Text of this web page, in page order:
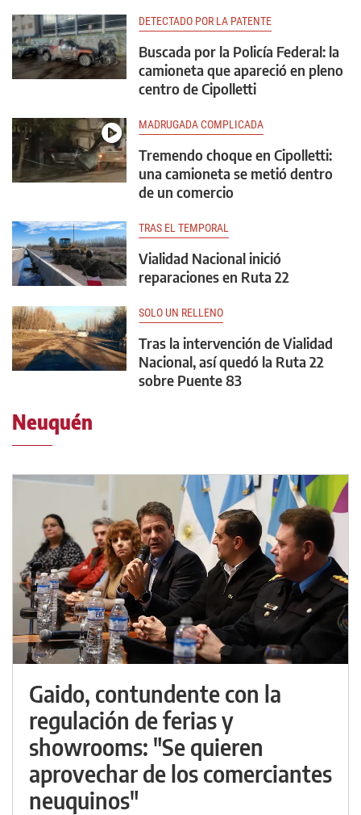
DETECTADO POR LA PATENTE
Buscada por la Policía Federal: la
camioneta que apareció en pleno
centro de Cipolletti
MADRUGADA COMPLICADA
Tremendo choque en Cipolletti:
una camioneta se metió dentro
de un comercio
TRAS EL TEMPORAL
Vialidad Nacional inició
reparaciones en Ruta 22
SOLO UN RELLENO
Tras la intervención de Vialidad
Nacional, así quedó la Ruta 22
sobre Puente 83
Neuquén
Gaido, contundente con la
regulación de ferias y
showrooms: "Se quieren
aprovechar de los comerciantes
neuquinos"